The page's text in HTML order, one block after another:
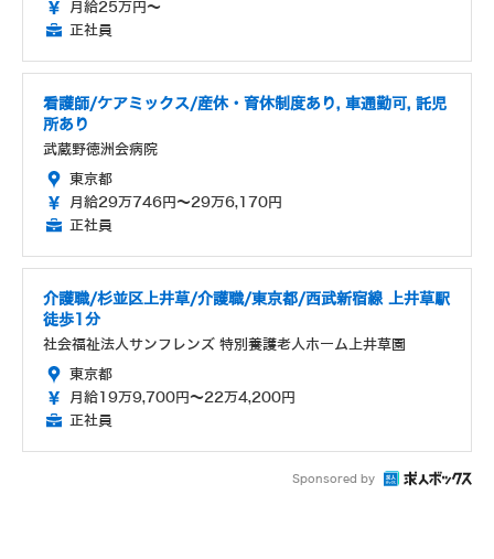
月給25万円～
正社員
看護師/ケアミックス/産休・育休制度あり, 車通勤可, 託児
所あり
武蔵野徳洲会病院
東京都
月給29万746円～29万6,170円
正社員
介護職/杉並区上井草/介護職/東京都/西武新宿線 上井草駅
徒歩1分
社会福祉法人サンフレンズ 特別養護老人ホーム上井草園
東京都
月給19万9,700円～22万4,200円
正社員
Sponsored by